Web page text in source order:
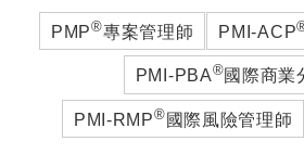
PMP®專案管理師 PMI-ACP
PMI-PBA®國際商業
PMI-RMP® 國際風險管理師